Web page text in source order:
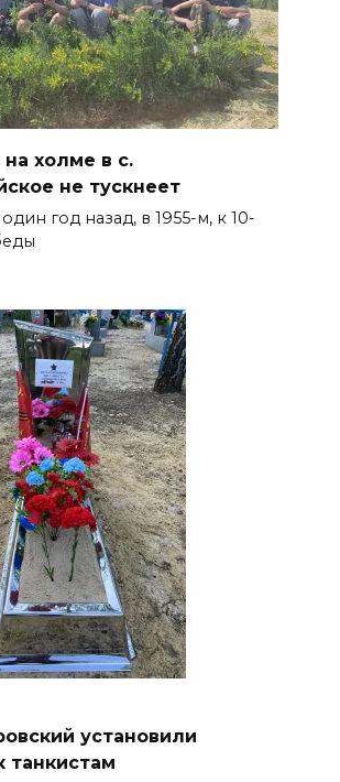
на холме в с.
не тускнеет
год назад, в 1955-м, к 10-
установили
танкистам